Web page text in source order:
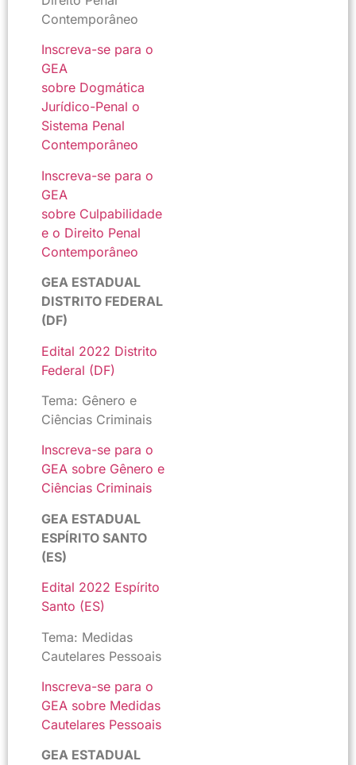
Contemporâneo
Inscreva-se para o
GEA
sobre Dogmática
Jurídico-Penal o
Sistema Penal
Contemporâneo
Inscreva-se para o
GEA
sobre Culpabilidade
e o Direito Penal
Contemporâneo
GEA ESTADUAL
DISTRITO FEDERAL
(DF)
Edital 2022 Distrito
Federal (DF)
Tema: Gênero e
Ciências Criminais
Inscreva-se para o
GEA sobre Gênero e
Ciências Criminais
GEA ESTADUAL
ESPÍRITO SANTO
(ES)
Edital 2022 Espírito
Santo (ES)
Tema: Medidas
Cautelares Pessoais
Inscreva-se para o
GEA sobre Medidas
Cautelares Pessoais
GEA ESTADUAL